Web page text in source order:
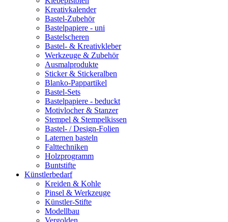
Kreativkalender
Bastel-Zubehör
Bastelpapiere - uni
Bastelscheren
Bastel- & Kreativkleber
Werkzeuge & Zubehör
Ausmalprodukte
Sticker & Stickeralben
Blanko-Pappartikel
Bastel-Sets
Bastelpapiere - beduckt
Motivlocher & Stanzer
Stempel & Stempelkissen
Bastel- / Design-Folien
Laternen basteln
Falttechniken
Holzprogramm
Buntstifte
Künstlerbedarf
Kreiden & Kohle
Pinsel & Werkzeuge
Künstler-Stifte
Modellbau
Vergolden